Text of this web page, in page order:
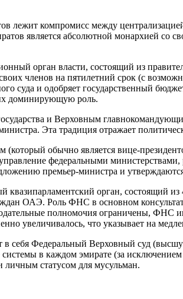
компромисс между
является абсолютной монархией со
орган власти, состоящий из
членов на пятилетний срок (с
суда и одобряет государственный
доминирующую роль.
и Верховным
Эта традиция отражает
обычно является вице-
федеральными
премьер-министра и
орган, состоящий
ОАЭ. Роль ФНС в основном
полномочия ограничены, ФНС
увеличивалось, что указывает на
в себя Федеральный Верховный суд
в каждом эмирате (за
личным статусом для мусульман.